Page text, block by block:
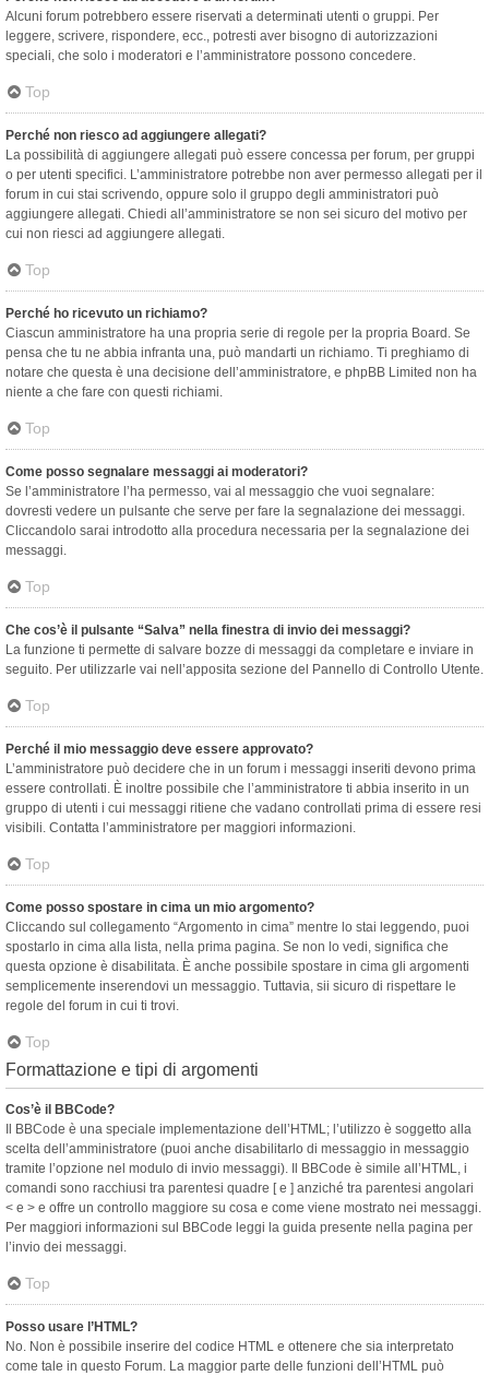
Alcuni forum potrebbero essere riservati a determinati utenti o gruppi. Per
leggere, scrivere, rispondere, ecc., potresti aver bisogno di autorizzazioni
speciali, che solo i moderatori e l’amministratore possono concedere.
Top
Perché non riesco ad aggiungere allegati?
La possibilità di aggiungere allegati può essere concessa per forum, per gruppi
o per utenti specifici. L’amministratore potrebbe non aver permesso allegati per il
forum in cui stai scrivendo, oppure solo il gruppo degli amministratori può
aggiungere allegati. Chiedi all’amministratore se non sei sicuro del motivo per
cui non riesci ad aggiungere allegati.
Top
Perché ho ricevuto un richiamo?
Ciascun amministratore ha una propria serie di regole per la propria Board. Se
pensa che tu ne abbia infranta una, può mandarti un richiamo. Ti preghiamo di
notare che questa è una decisione dell’amministratore, e phpBB Limited non ha
niente a che fare con questi richiami.
Top
Come posso segnalare messaggi ai moderatori?
Se l’amministratore l’ha permesso, vai al messaggio che vuoi segnalare:
dovresti vedere un pulsante che serve per fare la segnalazione dei messaggi.
Cliccandolo sarai introdotto alla procedura necessaria per la segnalazione dei
messaggi.
Top
Che cos’è il pulsante “Salva” nella finestra di invio dei messaggi?
La funzione ti permette di salvare bozze di messaggi da completare e inviare in
seguito. Per utilizzarle vai nell’apposita sezione del Pannello di Controllo Utente.
Top
Perché il mio messaggio deve essere approvato?
L’amministratore può decidere che in un forum i messaggi inseriti devono prima
essere controllati. È inoltre possibile che l’amministratore ti abbia inserito in un
gruppo di utenti i cui messaggi ritiene che vadano controllati prima di essere resi
visibili. Contatta l’amministratore per maggiori informazioni.
Top
Come posso spostare in cima un mio argomento?
Cliccando sul collegamento “Argomento in cima” mentre lo stai leggendo, puoi
spostarlo in cima alla lista, nella prima pagina. Se non lo vedi, significa che
questa opzione è disabilitata. È anche possibile spostare in cima gli argomenti
semplicemente inserendovi un messaggio. Tuttavia, sii sicuro di rispettare le
regole del forum in cui ti trovi.
Top
Formattazione e tipi di argomenti
Cos’è il BBCode?
Il BBCode è una speciale implementazione dell’HTML; l’utilizzo è soggetto alla
scelta dell’amministratore (puoi anche disabilitarlo di messaggio in messaggio
tramite l’opzione nel modulo di invio messaggi). Il BBCode è simile all’HTML, i
comandi sono racchiusi tra parentesi quadre [ e ] anziché tra parentesi angolari
< e > e offre un controllo maggiore su cosa e come viene mostrato nei messaggi.
Per maggiori informazioni sul BBCode leggi la guida presente nella pagina per
l’invio dei messaggi.
Top
Posso usare l’HTML?
No. Non è possibile inserire del codice HTML e ottenere che sia interpretato
come tale in questo Forum. La maggior parte delle funzioni dell’HTML può